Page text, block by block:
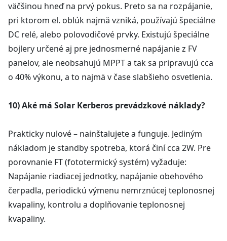
väčšinou hneď na prvý pokus. Preto sa na rozpájanie,
pri ktorom el. oblúk najmä vzniká, používajú špeciálne
DC relé, alebo polovodičové prvky. Existujú špeciálne
bojlery určené aj pre jednosmerné napájanie z FV
panelov, ale neobsahujú MPPT a tak sa pripravujú cca
o 40% výkonu, a to najmä v čase slabšieho osvetlenia.
10) Aké má Solar Kerberos prevádzkové náklady?
Prakticky nulové – nainštalujete a funguje. Jediným
nákladom je standby spotreba, ktorá činí cca 2W. Pre
porovnanie FT (fototermický systém) vyžaduje:
Napájanie riadiacej jednotky, napájanie obehového
čerpadla, periodickú výmenu nemrznúcej teplonosnej
kvapaliny, kontrolu a doplňovanie teplonosnej
kvapaliny.